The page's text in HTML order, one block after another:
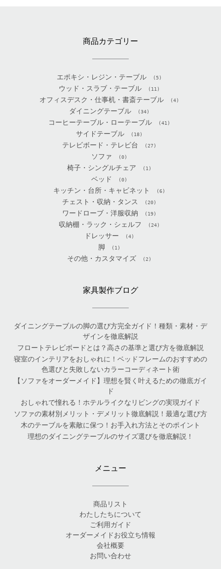
商品カテゴリー
エポキシ・レジン・テーブル (5)
ウッド・スラブ・テーブル (11)
オフィスデスク・仕事机・書斎テーブル (4)
ダイニングテーブル (34)
コーヒーテーブル・ローテーブル (41)
サイドテーブル (18)
テレビボード・テレビ台 (27)
ソファ (0)
椅子・シングルチェア (1)
ベッド (0)
キッチン・台所・キャビネット (6)
チェスト・収納・タンス (20)
ワードローブ・洋服収納 (19)
収納棚・ラック・シェルフ (24)
ドレッサー (4)
脚 (1)
その他・カスタマイズ (2)
家具製作ブログ
ダイニングテーブルの脚の選び方完全ガイド！種類・素材・デ
ザインを徹底解説
フロートテレビボードとは？高さの基準と選び方を徹底解説
寝室のインテリアをおしゃれに！ベッドフレームのおすすめの
色選びと失敗しないカラーコーディネート術
【ソファをオーダーメイド】理想を賢く叶えるための徹底ガイ
ド
おしゃれで憧れる！ホテルライクなリビングの実現ガイド
ソファの素材別メリット・デメリット徹底解説！最適な選び方
木のテーブルを素敵に保つ！お手入れ方法とそのポイント
理想のダイニングテーブルのサイズ選びを徹底解説！
メニュー
商品リスト
わたしたちについて
ご利用ガイド
オーダーメイドお役立ち情報
会社概要
お問い合わせ